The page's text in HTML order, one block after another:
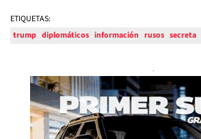
ETIQUETAS:
trump diplomáticos información rusos secreta